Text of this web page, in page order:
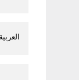
العربية